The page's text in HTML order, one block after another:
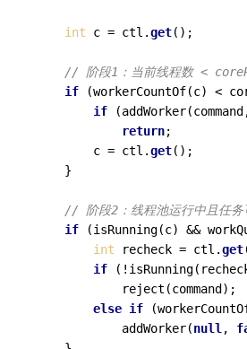
int c = ctl.get();
// 阶段1：当前线程数 <
if (workerCountOf(c) <
if
return;
        c = ctl.
get();
    }
// 阶段2：线程池运行中且任务
if (isRunning(c) &&
int recheck = ctl.get
if
            reject(command);
else if
            addWorker(
null ,